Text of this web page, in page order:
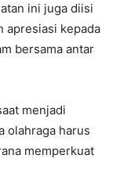
ini juga diisi
apresiasi kepada
bersama antar
menjadi
olahraga harus
memperkuat